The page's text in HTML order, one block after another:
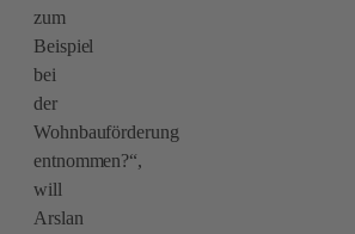
zum
Beispiel
bei
der
Wohnbauförderung
entnommen?“,
will
Arslan